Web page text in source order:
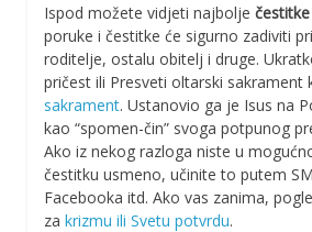
Ispod možete vidjeti najbolje
poruke i čestitke će sigurno zadiviti
roditelje, ostalu obitelj i druge.
pričest ili Presveti oltarski sakrament
sakrament. Ustanovio ga je Isus na
kao “spomen-čin” svoga potpunog
Ako iz nekog razloga niste u
čestitku usmeno, učinite to putem
Facebooka itd. Ako vas zanima,
za krizmu ili Svetu potvrdu.